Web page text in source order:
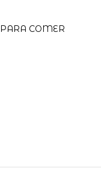
PARA COMER